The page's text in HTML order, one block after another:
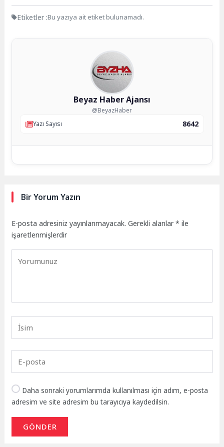
Etiketler :Bu yazıya ait etiket bulunamadı.
Beyaz Haber Ajansı
@BeyazHaber
Yazı Sayısı
8642
Bir Yorum Yazın
E-posta adresiniz yayınlanmayacak. Gerekli alanlar* ile
işaretlenmişlerdir
Daha sonraki yorumlarımda kullanılması için adım, e-posta
adresim ve site adresim bu tarayıcıya kaydedilsin.
GÖNDER